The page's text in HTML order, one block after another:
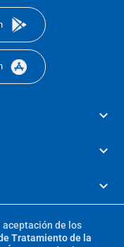
aceptación de los
Tratamiento de la